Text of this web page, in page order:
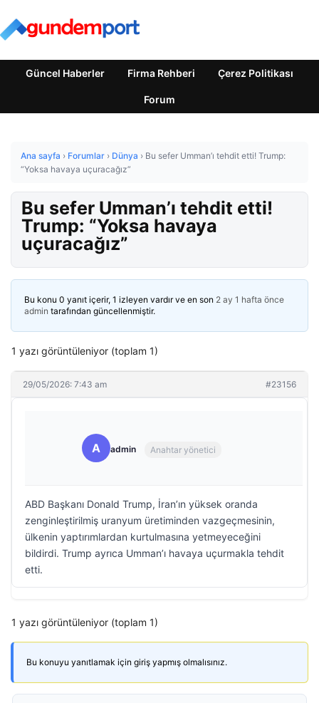
Güncel Haberler Firma Rehberi Çerez Politikası
Forum
Ana sayfa › Forumlar › Dünya › Bu sefer Umman’ı tehdit etti! Trump:
“Yoksa havaya uçuracağız”
Bu sefer Umman’ı tehdit etti!
Trump: “Yoksa havaya
uçuracağız”
Bu konu 0 yanıt içerir, 1 izleyen vardır ve en son 2 ay 1 hafta önce
admin tarafından güncellenmiştir.
1 yazı görüntüleniyor (toplam 1)
29/05/2026: 7:43 am #23156
A admin Anahtar yönetici
ABD Başkanı Donald Trump, İran’ın yüksek oranda
zenginleştirilmiş uranyum üretiminden vazgeçmesinin,
ülkenin yaptırımlardan kurtulmasına yetmeyeceğini
bildirdi. Trump ayrıca Umman’ı havaya uçurmakla tehdit
etti.
1 yazı görüntüleniyor (toplam 1)
Bu konuyu yanıtlamak için giriş yapmış olmalısınız.